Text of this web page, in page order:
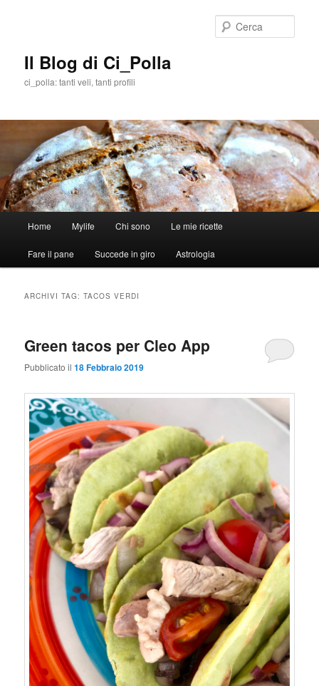
Il Blog di Ci_Polla
ci_polla: tanti veli, tanti profili
principale
Vai
al
Vai
al
Home Mylife Chi sono Le mie ricette
Fare il pane Succede in giro Astrologia
ARCHIVI TAG:TACOS VERDI
Green tacos per Cleo App
Pubblicato il18 Febbraio 2019